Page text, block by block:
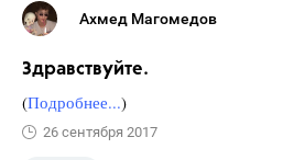
Ахмед Магомедов
Здравствуйте.
(Подробнее...)
26 сентября 2017